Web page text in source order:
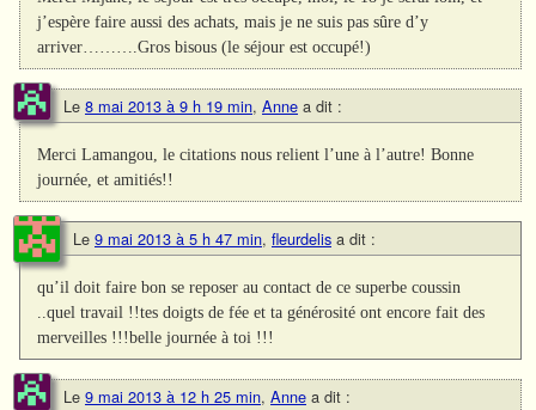
j’espère faire aussi des achats, mais je ne suis pas sûre d’y
arriver……….Gros bisous (le séjour est occupé!)
Le 8 mai 2013 à 9 h 19 min, Anne a dit :
Merci Lamangou, le citations nous relient l’une à l’autre! Bonne
journée, et amitiés!!
Le 9 mai 2013 à 5 h 47 min, fleurdelis a dit :
qu’il doit faire bon se reposer au contact de ce superbe coussin
..quel travail !!tes doigts de fée et ta générosité ont encore fait des
merveilles !!!belle journée à toi !!!
Le 9 mai 2013 à 12 h 25 min, Anne a dit :